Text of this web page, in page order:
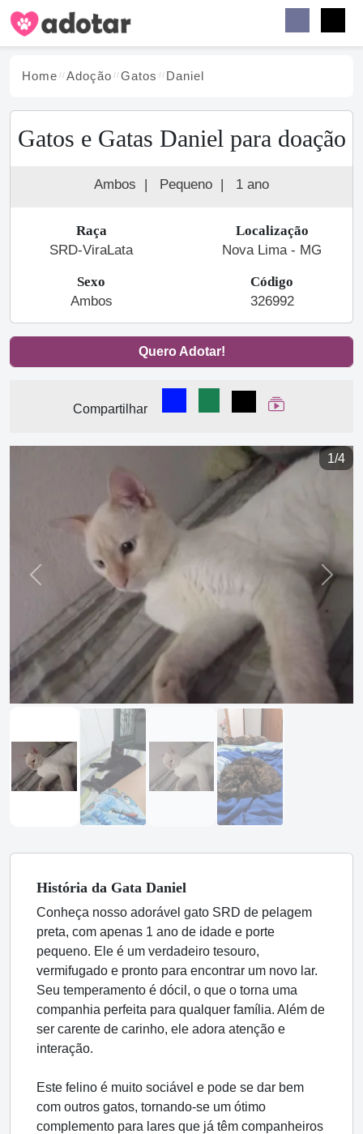
Home Adoção Gatos Daniel
Gatos e Gatas Daniel para doação
Ambos | Pequeno | 1 ano
Raça
SRD-ViraLata
Localização
Nova Lima - MG
Sexo
Ambos
Código
326992
Quero Adotar!
Compartilhar
Compartilhar no Facebook
Compartilhar no
Compartilhar
Ver Web Story
1/4
Previous Next
História da Gata Daniel
Conheça nosso adorável gato SRD de pelagem
preta, com apenas 1 ano de idade e porte
pequeno. Ele é um verdadeiro tesouro,
vermifugado e pronto para encontrar um novo lar.
Seu temperamento é dócil, o que o torna uma
companhia perfeita para qualquer família. Além de
ser carente de carinho, ele adora atenção e
interação.
Este felino é muito sociável e pode se dar bem
com outros gatos, tornando-se um ótimo
complemento para lares que já têm companheiros